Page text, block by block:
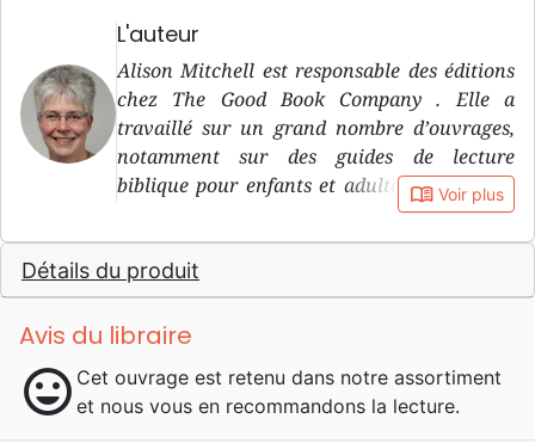
L'auteur
Alison Mitchell est responsable des éditions
chez The Good Book Company . Elle a
travaillé sur un grand nombre d’ouvrages,
notamment sur des guides de lecture
biblique pour enfants et adultes, et est elle-
même l’auteure de plusieurs livres pour
enfants très appréciés, dont La tempête qui
s’est arrêtée , Jésus et la fosse aux lions et
Miracle à une heure de l’après-midi .
book_open Voir plus
Détails du produit
Avis du libraire
mood Cet ouvrage est retenu dans notre assortiment
et nous vous en recommandons la lecture.